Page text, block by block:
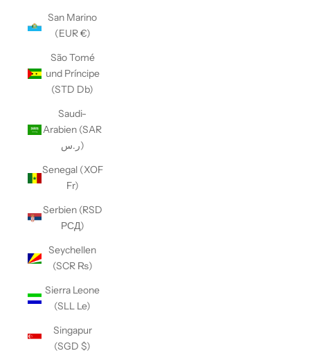
San Marino
(EUR €)
São Tomé
und Príncipe
(STD Db)
Saudi-
Arabien (SAR
ر.س)
Senegal (XOF
Fr)
Serbien (RSD
РСД)
Seychellen
(SCR ₨)
Sierra Leone
(SLL Le)
Singapur
(SGD $)